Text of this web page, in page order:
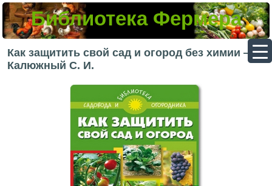
Библиотека Фермера
Как защитить свой сад и огород без химии —
Калюжный С. И.